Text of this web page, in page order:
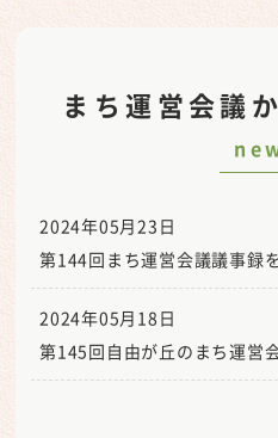
まち運営会議
2024年05月23日
第144回まち運営会議議事録
2024年05月18日
第145回自由が丘のまち運営